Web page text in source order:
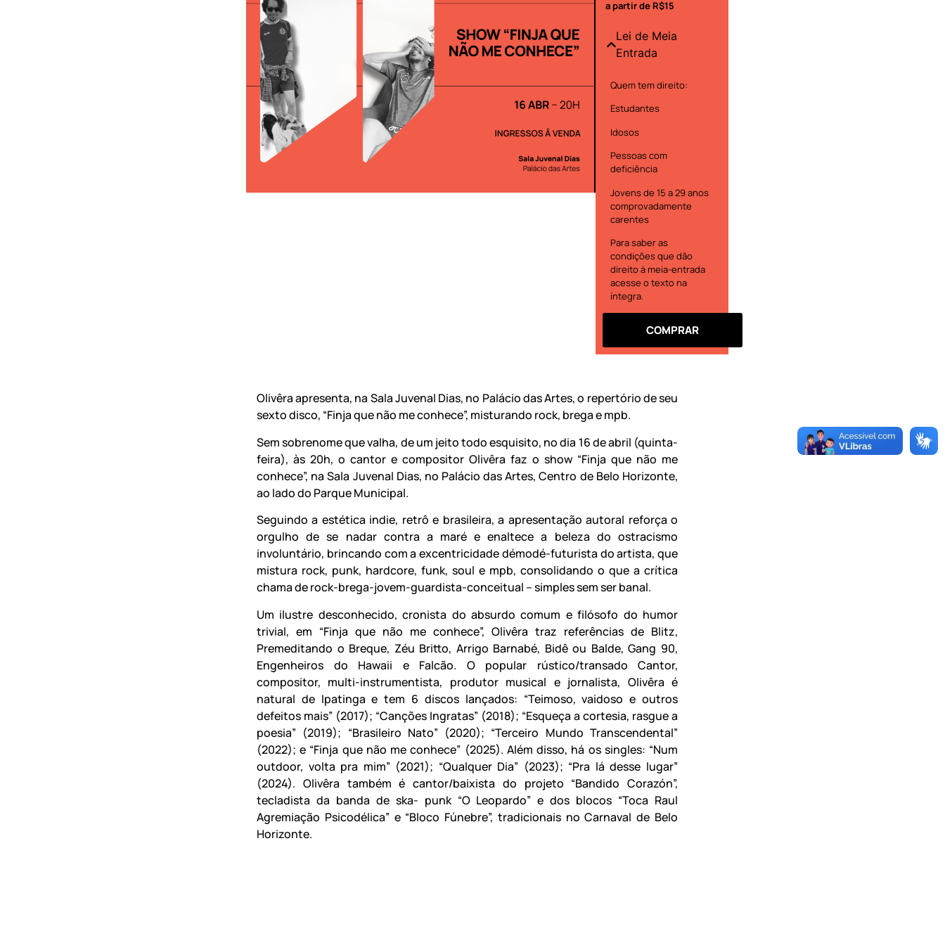
a partir de R$15
Lei de Meia
Entrada
Quem tem direito:
Estudantes
Idosos
Pessoas com
deficiência
Jovens de 15 a 29 anos
comprovadamente
carentes
Para saber as
condições que dão
direito à meia-entrada
acesse o texto na
íntegra.
COMPRAR
Olivêra apresenta, na Sala Juvenal Dias, no Palácio das Artes, o repertório de seu
sexto disco, “Finja que não me conhece”, misturando rock, brega e mpb.
Sem sobrenome que valha, de um jeito todo esquisito, no dia 16 de abril (quinta-
feira), às 20h, o cantor e compositor Olivêra faz o show “Finja que não me
conhece”, na Sala Juvenal Dias, no Palácio das Artes, Centro de Belo Horizonte,
ao lado do Parque Municipal.
Seguindo a estética indie, retrô e brasileira, a apresentação autoral reforça o
orgulho de se nadar contra a maré e enaltece a beleza do ostracismo
involuntário, brincando com a excentricidade démodé-futurista do artista, que
mistura rock, punk, hardcore, funk, soul e mpb, consolidando o que a crítica
chama de rock-brega-jovem-guardista-conceitual – simples sem ser banal.
Um ilustre desconhecido, cronista do absurdo comum e filósofo do humor
trivial, em “Finja que não me conhece”, Olivêra traz referências de Blitz,
Premeditando o Breque, Zéu Britto, Arrigo Barnabé, Bidê ou Balde, Gang 90,
Engenheiros do Hawaii e Falcão. O popular rústico/transado Cantor,
compositor, multi-instrumentista, produtor musical e jornalista, Olivêra é
natural de Ipatinga e tem 6 discos lançados: “Teimoso, vaidoso e outros
defeitos mais” (2017); “Canções Ingratas” (2018); “Esqueça a cortesia, rasgue a
poesia” (2019); “Brasileiro Nato” (2020); “Terceiro Mundo Transcendental”
(2022); e “Finja que não me conhece” (2025). Além disso, há os singles: “Num
outdoor, volta pra mim” (2021); “Qualquer Dia” (2023); “Pra lá desse lugar”
(2024). Olivêra também é cantor/baixista do projeto “Bandido Corazón”,
tecladista da banda de ska- punk “O Leopardo” e dos blocos “Toca Raul
Agremiação Psicodélica” e “Bloco Fúnebre”, tradicionais no Carnaval de Belo
Horizonte.